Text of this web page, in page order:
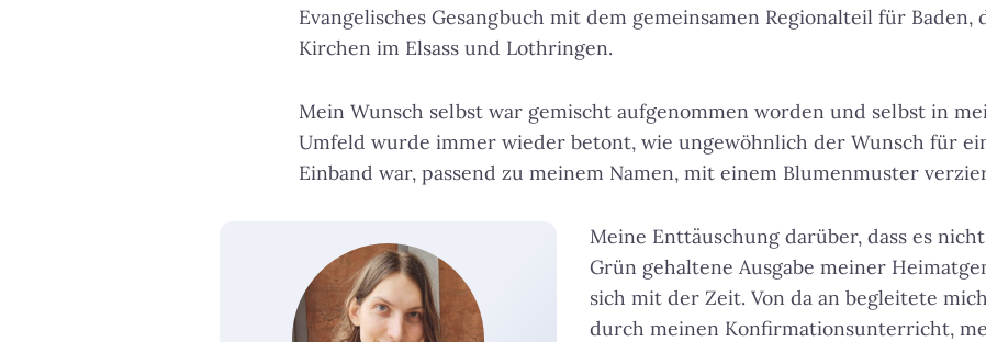
Evangelisches Gesangbuch mit dem gemeinsamen Regionalteil für Baden,
Kirchen im Elsass und Lothringen.
Mein Wunsch selbst war gemischt aufgenommen worden und selbst in
Umfeld wurde immer wieder betont, wie ungewöhnlich der Wunsch für
Einband war, passend zu meinem Namen, mit einem Blumenmuster
Meine Enttäuschung darüber, dass es
Grün gehaltene Ausgabe meiner
sich mit der Zeit. Von da an begleitete
durch meinen Konfirmationsunterricht,